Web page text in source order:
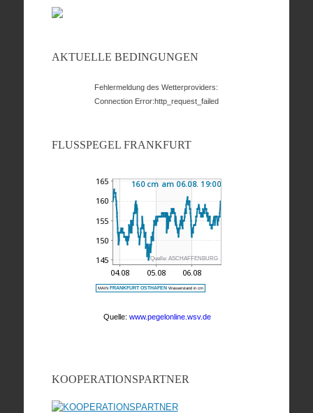
AKTUELLE BEDINGUNGEN
Fehlermeldung des Wetterproviders:
Connection Error:http_request_failed
FLUSSPEGEL FRANKFURT
KOOPERATIONSPARTNER